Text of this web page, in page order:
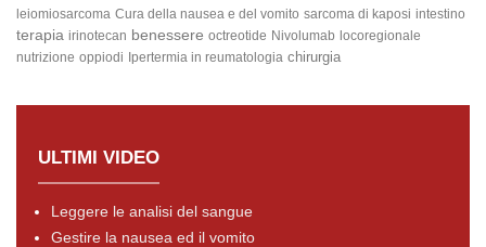
leiomiosarcoma Cura della nausea e del vomito sarcoma di kaposi intestino
terapia irinotecan benessere octreotide Nivolumab locoregionale
nutrizione oppiodi Ipertermia in reumatologia chirurgia
ULTIMI VIDEO
Leggere le analisi del sangue
Gestire la nausea ed il vomito